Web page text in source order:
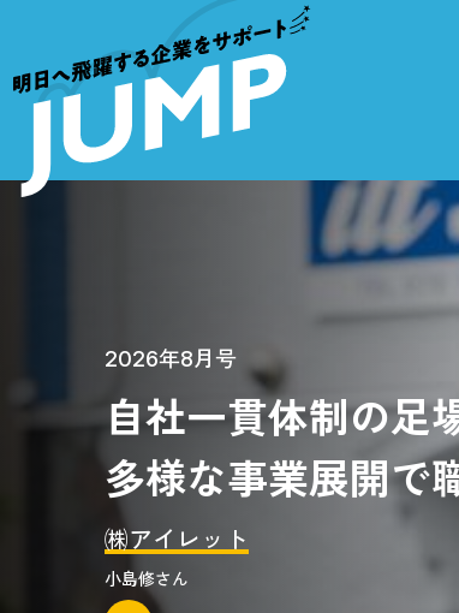
2026年8月号
自社一貫体制の足
多様な事業展開で
㈱アイレット
小島修